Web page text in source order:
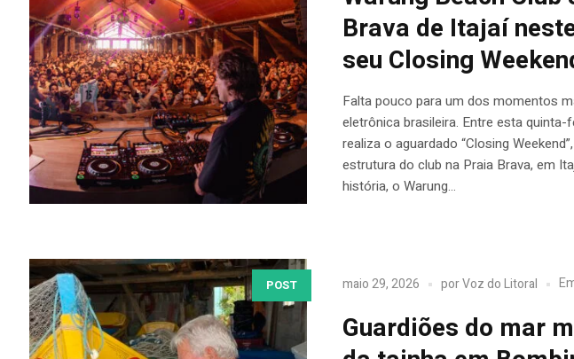
Brava de Itajaí
seu Closing
Falta pouco para um dos momentos
eletrônica brasileira. Entre esta
realiza o aguardado “Closing
estrutura do club na Praia Brava, em
história, o Warung...
POST maio 29, 2026 porVoz do Litoral
Guardiões do mar